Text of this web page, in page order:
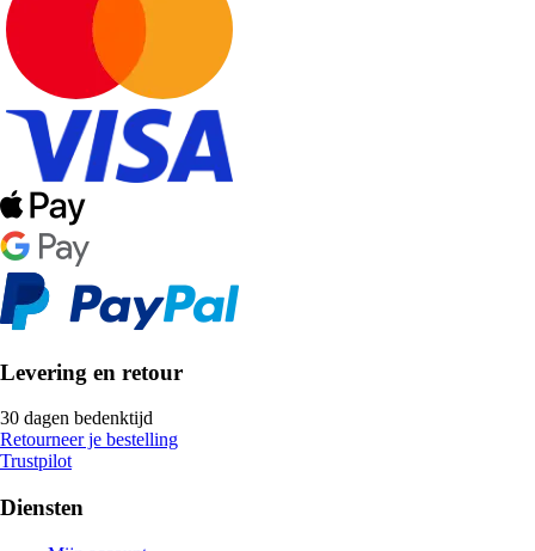
Levering en retour
30 dagen bedenktijd
Retourneer je bestelling
Trustpilot
Diensten